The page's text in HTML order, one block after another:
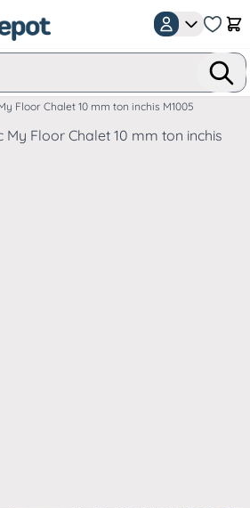
Floor Chalet 10 mm ton inchis M1005